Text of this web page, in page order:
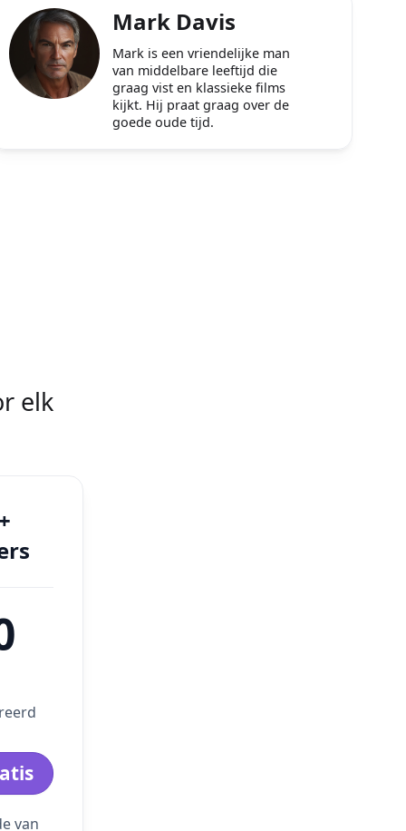
Mark Davis
Mark is een vriendelijke man
van middelbare leeftijd die
graag vist en klassieke films
kijkt. Hij praat graag over de
goede oude tijd.
elk
van